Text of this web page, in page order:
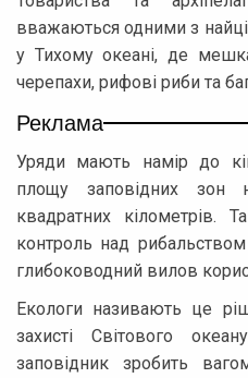
вважаються одними з
у Тихому океані, де
черепахи, рифові риби та
Реклама
Уряди мають намір до
площу заповідних зон
квадратних кілометрів.
контроль над
глибоководний вилов
Екологи називають це
захисті Світового
заповідник зробить